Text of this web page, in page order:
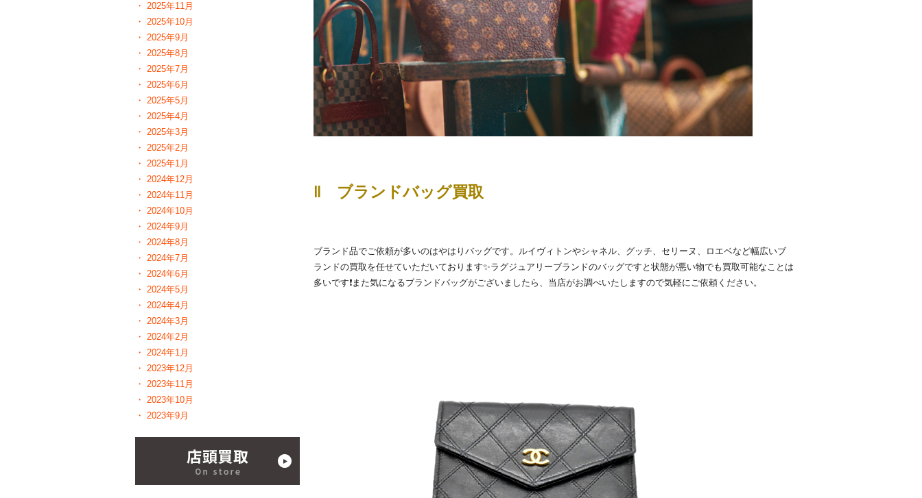
‖ ブランドバッグ買取
ブランド品でご依頼が多いのはやはりバッグです。ルイヴィトンやシャネル、グッチ、セリーヌ、ロエベなど幅広いブ
ランドの買取を任せていただいております✨ラグジュアリーブランドのバッグですと状態が悪い物でも買取可能なことは
多いです❗また気になるブランドバッグがございましたら、当店がお調べいたしますので気軽にご依頼ください。
2025年11月
2025年10月
2025年9月
2025年8月
2025年7月
2025年6月
2025年5月
2025年4月
2025年3月
2025年2月
2025年1月
2024年12月
2024年11月
2024年10月
2024年9月
2024年8月
2024年7月
2024年6月
2024年5月
2024年4月
2024年3月
2024年2月
2024年1月
2023年12月
2023年11月
2023年10月
2023年9月